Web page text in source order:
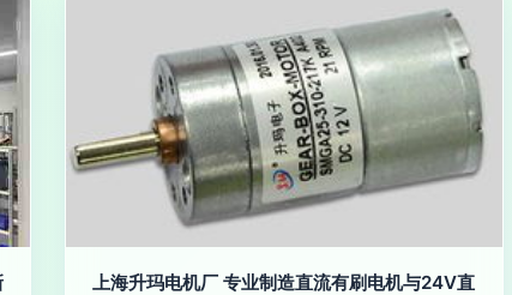
上海升玛电机厂 专业制造直流有刷电机与24V直